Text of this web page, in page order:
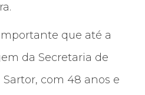
que até a
da Secretaria de
com 48 anos e